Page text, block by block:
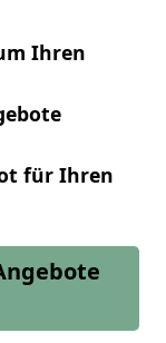
Ihren
für Ihren